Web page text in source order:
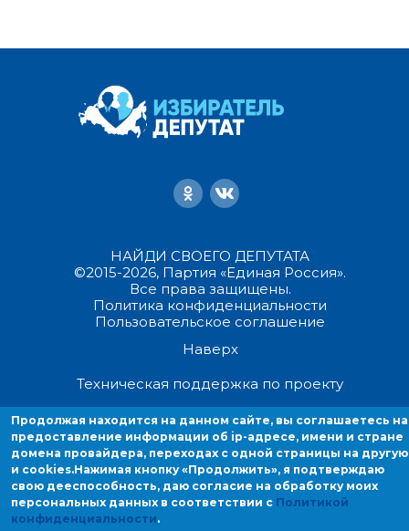
НАЙДИ СВОЕГО ДЕПУТАТА
©2015-2026, Партия «Единая Россия».
Все права защищены.
Политика конфиденциальности
Пользовательское соглашение
Наверх
Техническая поддержка по проекту
Продолжая находиться на данном сайте, вы соглашаетесь на
предоставление информации об ip-адресе, имени и стране домена
провайдера, переходах с одной страницы на другую и cookies.
Продолжая находится на данном сайте, вы соглашаетесь на
предоставление информации об ip-адресе, имени и стране
домена провайдера, переходах с одной страницы на другую
и cookies.Нажимая кнопку «Продолжить», я подтверждаю
свою дееспособность, даю согласие на обработку моих
персональных данных в соответствии с Политикой
конфиденциальности.